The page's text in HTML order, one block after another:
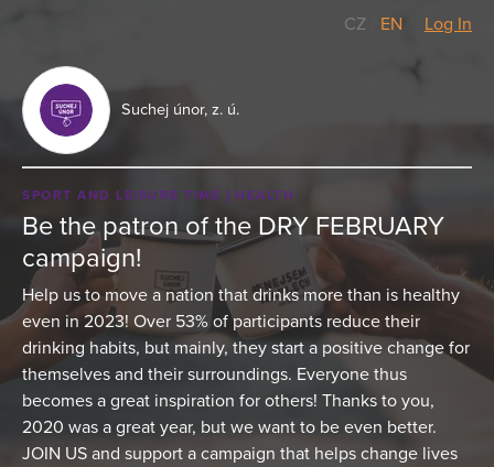
CZ EN Log In
Suchej únor, z. ú.
SPORT AND LEISURE TIME HEALTH
Be the patron of the DRY FEBRUARY
campaign!
Help us to move a nation that drinks more than is healthy
even in 2023! Over 53% of participants reduce their
drinking habits, but mainly, they start a positive change for
themselves and their surroundings. Everyone thus
becomes a great inspiration for others! Thanks to you,
2020 was a great year, but we want to be even better.
JOIN US and support a campaign that helps change lives